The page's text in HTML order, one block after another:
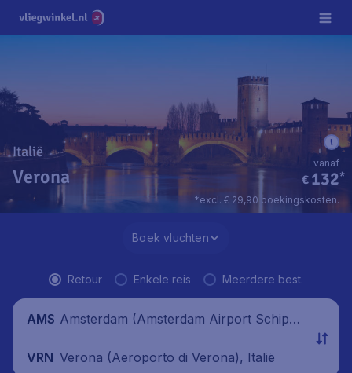
Italië
Verona € 132*
vanaf
*excl. € 29,90 boekingskosten.
Boek vluchten
Retour Enkele reis Meerdere best.
AMS Amsterdam (Amsterdam Airport Schipho
VRN Verona (Aeroporto di Verona), Italië